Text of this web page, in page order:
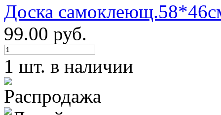
Доска
99.00 руб.
1 шт. в наличии